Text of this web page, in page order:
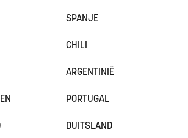
SPANJE
CHILI
ARGENTINIË
PORTUGAL
DUITSLAND